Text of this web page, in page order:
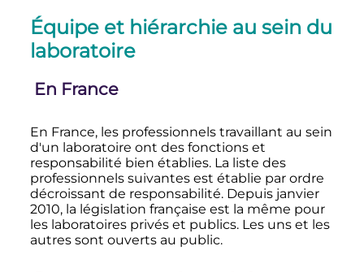
Équipe et hiérarchie au sein du
laboratoire
En France
En France, les professionnels travaillant au sein
d'un laboratoire ont des fonctions et
responsabilité bien établies. La liste des
professionnels suivantes est établie par ordre
décroissant de responsabilité. Depuis janvier
2010, la législation française est la même pour
les laboratoires privés et publics. Les uns et les
autres sont ouverts au public.